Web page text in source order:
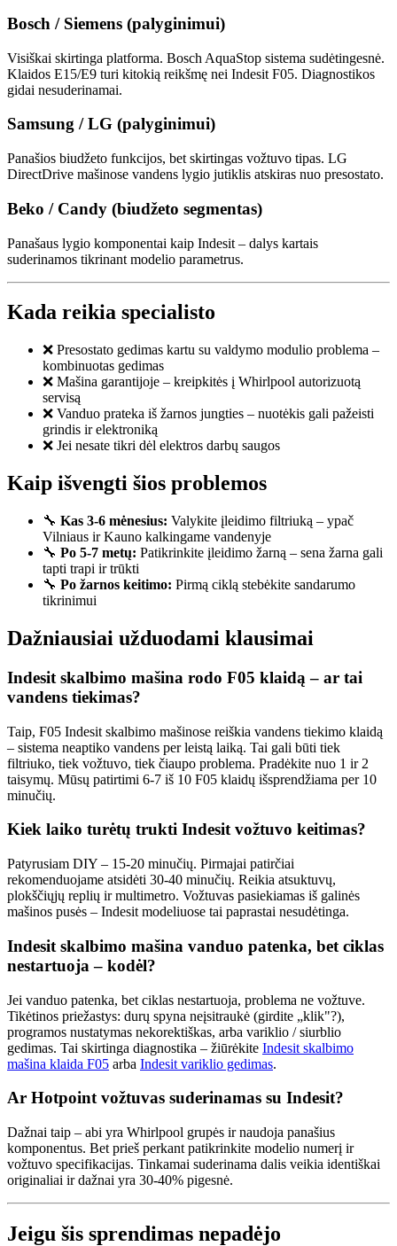
Bosch / Siemens (palyginimui)
Visiškai skirtinga platforma. Bosch AquaStop sistema sudėtingesnė.
Klaidos E15/E9 turi kitokią reikšmę nei Indesit F05. Diagnostikos
gidai nesuderinamai.
Samsung / LG (palyginimui)
Panašios biudžeto funkcijos, bet skirtingas vožtuvo tipas. LG
DirectDrive mašinose vandens lygio jutiklis atskiras nuo presostato.
Beko / Candy (biudžeto segmentas)
Panašaus lygio komponentai kaip Indesit – dalys kartais
suderinamos tikrinant modelio parametrus.
Kada reikia specialisto
❌ Presostato gedimas kartu su valdymo modulio problema –
kombinuotas gedimas
❌ Mašina garantijoje – kreipkitės į Whirlpool autorizuotą
servisą
❌ Vanduo prateka iš žarnos jungties – nuotėkis gali pažeisti
grindis ir elektroniką
❌ Jei nesate tikri dėl elektros darbų saugos
Kaip išvengti šios problemos
🔧 Kas 3-6 mėnesius: Valykite įleidimo filtriuką – ypač
Vilniaus ir Kauno kalkingame vandenyje
🔧 Po 5-7 metų: Patikrinkite įleidimo žarną – sena žarna gali
tapti trapi ir trūkti
🔧 Po žarnos keitimo: Pirmą ciklą stebėkite sandarumo
tikrinimui
Dažniausiai užduodami klausimai
Indesit skalbimo mašina rodo F05 klaidą – ar tai
vandens tiekimas?
Taip, F05 Indesit skalbimo mašinose reiškia vandens tiekimo klaidą
– sistema neaptiko vandens per leistą laiką. Tai gali būti tiek
filtriuko, tiek vožtuvo, tiek čiaupo problema. Pradėkite nuo 1 ir 2
taisymų. Mūsų patirtimi 6-7 iš 10 F05 klaidų išsprendžiama per 10
minučių.
Kiek laiko turėtų trukti Indesit vožtuvo keitimas?
Patyrusiam DIY – 15-20 minučių. Pirmajai patirčiai
rekomenduojame atsidėti 30-40 minučių. Reikia atsuktuvų,
plokščiųjų replių ir multimetro. Vožtuvas pasiekiamas iš galinės
mašinos pusės – Indesit modeliuose tai paprastai nesudėtinga.
Indesit skalbimo mašina vanduo patenka, bet ciklas
nestartuoja – kodėl?
Jei vanduo patenka, bet ciklas nestartuoja, problema ne vožtuve.
Tikėtinos priežastys: durų spyna neįsitraukė (girdite „klik"?),
programos nustatymas nekorektiškas, arba variklio / siurblio
gedimas. Tai skirtinga diagnostika – žiūrėkite Indesit skalbimo
mašina klaida F05 arba Indesit variklio gedimas.
Ar Hotpoint vožtuvas suderinamas su Indesit?
Dažnai taip – abi yra Whirlpool grupės ir naudoja panašius
komponentus. Bet prieš perkant patikrinkite modelio numerį ir
vožtuvo specifikacijas. Tinkamai suderinama dalis veikia identiškai
originaliai ir dažnai yra 30-40% pigesnė.
Jeigu šis sprendimas nepadėjo